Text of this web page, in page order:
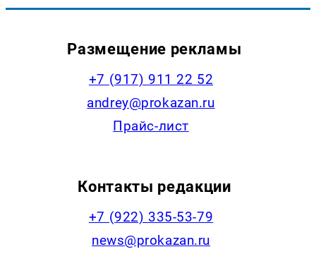
Размещение рекламы
+7 (917) 911 22 52
andrey@prokazan.ru
Прайс-лист
Контакты редакции
+7 (922) 335-53-79
news@prokazan.ru